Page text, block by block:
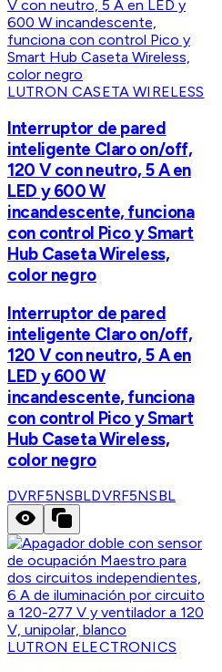
LUTRON CASETA WIRELESS
Interruptor de pared
inteligente Claro on/off,
120 V con neutro, 5 A en
LED y 600 W
incandescente, funciona
con control Pico y Smart
Hub Caseta Wireless,
color negro
Interruptor de pared
inteligente Claro on/off,
120 V con neutro, 5 A en
LED y 600 W
incandescente, funciona
con control Pico y Smart
Hub Caseta Wireless,
color negro
DVRF5NSBLDVRF5NSBL
LUTRON ELECTRONICS